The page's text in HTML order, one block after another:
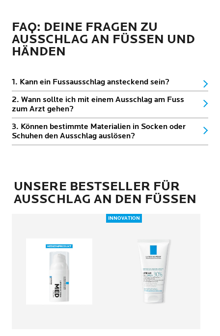
FAQ: DEINE FRAGEN ZU
AUSSCHLAG AN FÜSSEN UND
HÄNDEN
1. Kann ein Fussausschlag ansteckend sein?
2. Wann sollte ich mit einem Ausschlag am Fuss
zum Arzt gehen?
3. Können bestimmte Materialien in Socken oder
Schuhen den Ausschlag auslösen?
UNSERE BESTSELLER FÜR
AUSSCHLAG AN DEN FÜSSEN
INNOVATION